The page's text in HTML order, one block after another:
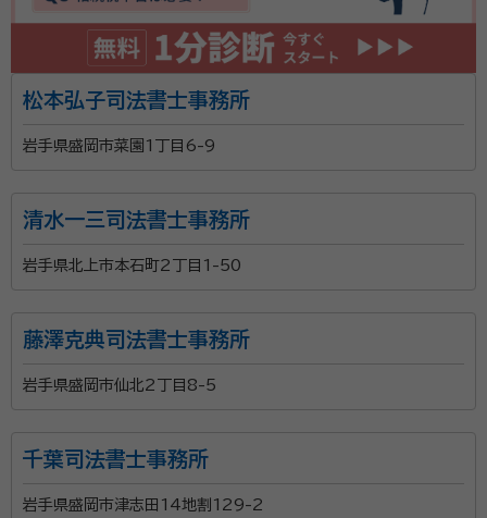
松本弘子司法書士事務所
岩手県盛岡市菜園1丁目6-9
清水一三司法書士事務所
岩手県北上市本石町2丁目1-50
藤澤克典司法書士事務所
岩手県盛岡市仙北2丁目8-5
千葉司法書士事務所
岩手県盛岡市津志田14地割129-2